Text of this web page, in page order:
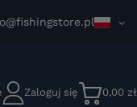
Zaloguj się 0,00 zł